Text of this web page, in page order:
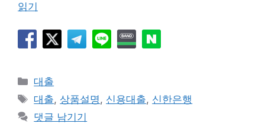
읽기
카
테
고
리
대출
태
그
대출, 상품설명 , 신용대출, 신한은행
댓글 남기기